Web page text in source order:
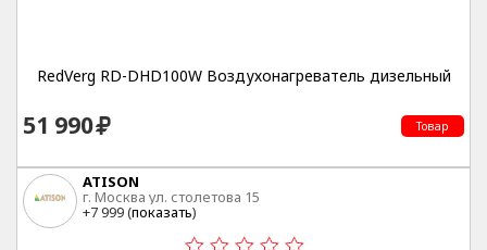
RedVerg RD-DHD100W Воздухонагреватель дизельный
51 990 Товар
ATISON
г. Москва ул. столетова 15
+7 999 (показать)